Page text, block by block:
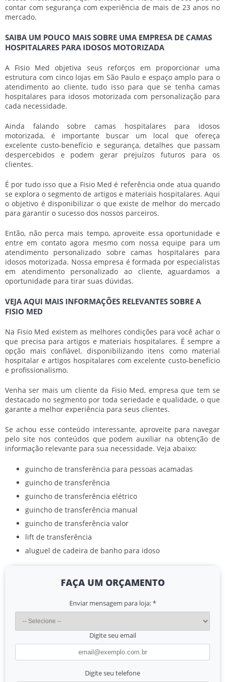
contar com segurança com experiência de mais de 23 anos no
mercado.
SAIBA UM POUCO MAIS SOBRE UMA EMPRESA DE CAMAS
HOSPITALARES PARA IDOSOS MOTORIZADA
A Fisio Med objetiva seus reforços em proporcionar uma
estrutura com cinco lojas em São Paulo e espaço amplo para o
atendimento ao cliente, tudo isso para que se tenha camas
hospitalares para idosos motorizada com personalização para
cada necessidade.
Ainda falando sobre camas hospitalares para idosos
motorizada, é importante buscar um local que ofereça
excelente custo-benefício e segurança, detalhes que passam
despercebidos e podem gerar prejuízos futuros para os
clientes.
É por tudo isso que a Fisio Med é referência onde atua quando
se explora o segmento de artigos e materiais hospitalares. Aqui
o objetivo é disponibilizar o que existe de melhor do mercado
para garantir o sucesso dos nossos parceiros.
Então, não perca mais tempo, aproveite essa oportunidade e
entre em contato agora mesmo com nossa equipe para um
atendimento personalizado sobrecamas hospitalares para
idosos motorizada. Nossa empresa é formada por especialistas
em atendimento personalizado ao cliente, aguardamos a
oportunidade para tirar suas dúvidas.
VEJA AQUI MAIS INFORMAÇÕES RELEVANTES SOBRE A
FISIO MED
Na Fisio Med existem as melhores condições para você achar o
que precisa para artigos e materiais hospitalares. É sempre a
opção mais confiável, disponibilizando itens como material
hospitalar e artigos hospitalares com excelente custo-benefício
e profissionalismo.
Venha ser mais um cliente da Fisio Med, empresa que tem se
destacado no segmento por toda seriedade e qualidade, o que
garante a melhor experiência para seus clientes.
Se achou esse conteúdo interessante, aproveite para navegar
pelo site nos conteúdos que podem auxiliar na obtenção de
informação relevante para sua necessidade. Veja abaixo:
guincho de transferência para pessoas acamadas
guincho de transferência
guincho de transferência elétrico
guincho de transferência manual
guincho de transferência valor
lift de transferência
aluguel de cadeira de banho para idoso
FAÇA UM ORÇAMENTO
Enviar mensagem para loja:*
Digite seu email
Digite seu telefone